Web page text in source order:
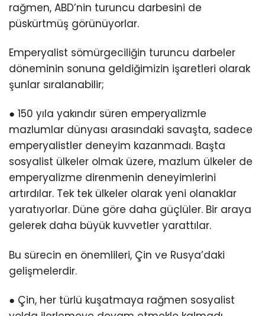
rağmen, ABD’nin turuncu darbesini de
püskürtmüş görünüyorlar.
Emperyalist sömürgeciliğin turuncu darbeler
döneminin sonuna geldiğimizin işaretleri olarak
şunlar sıralanabilir;
● 150 yıla yakındır süren emperyalizmle
mazlumlar dünyası arasındaki savaşta, sadece
emperyalistler deneyim kazanmadı. Başta
sosyalist ülkeler olmak üzere, mazlum ülkeler de
emperyalizme direnmenin deneyimlerini
artırdılar. Tek tek ülkeler olarak yeni olanaklar
yaratıyorlar. Düne göre daha güçlüler. Bir araya
gelerek daha büyük kuvvetler yarattılar.
Bu sürecin en önemlileri, Çin ve Rusya’daki
gelişmelerdir.
● Çin, her türlü kuşatmaya rağmen sosyalist